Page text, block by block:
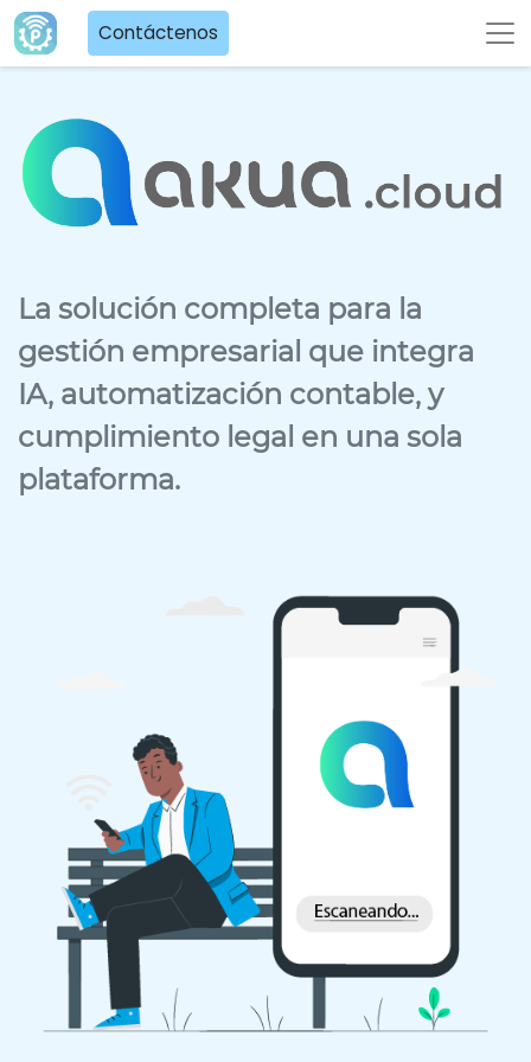
Contáctenos
La solución completa para la
gestión empresarial que integra
IA, automatización contable, y
cumplimiento legal en una sola
plataforma.